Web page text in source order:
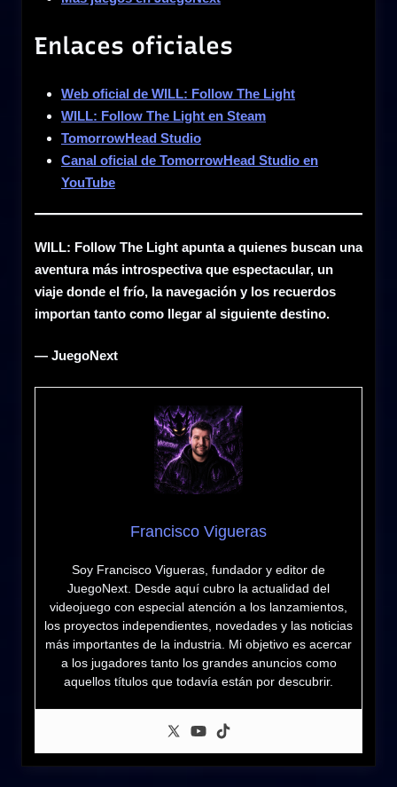
Enlaces oficiales
Web oficial de WILL: Follow The Light
WILL: Follow The Light en Steam
TomorrowHead Studio
Canal oficial de TomorrowHead Studio en
YouTube
WILL: Follow The Light apunta a quienes buscan una
aventura más introspectiva que espectacular, un
viaje donde el frío, la navegación y los recuerdos
importan tanto como llegar al siguiente destino.
— JuegoNext
Francisco Vigueras
Soy Francisco Vigueras, fundador y editor de
JuegoNext. Desde aquí cubro la actualidad del
videojuego con especial atención a los lanzamientos,
los proyectos independientes, novedades y las noticias
más importantes de la industria. Mi objetivo es acercar
a los jugadores tanto los grandes anuncios como
aquellos títulos que todavía están por descubrir.